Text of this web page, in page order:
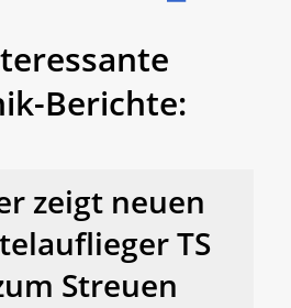
Berichte:
zeigt neuen
TS
Streuen